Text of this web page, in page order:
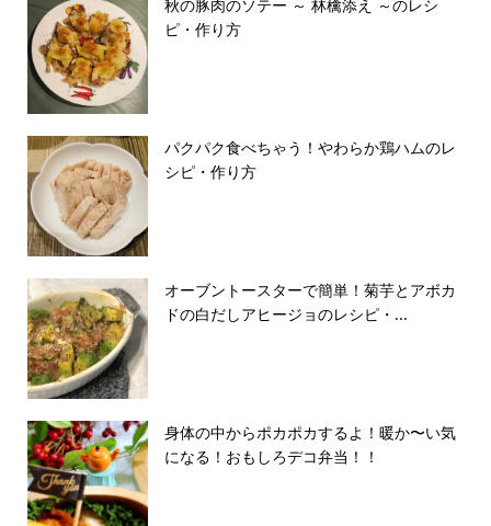
秋の豚肉のソテー ～ 林檎添え ～のレシ
ピ・作り方
パクパク食べちゃう！やわらか鶏ハムのレ
シピ・作り方
オーブントースターで簡単！菊芋とアボカ
ドの白だしアヒージョのレシピ・...
身体の中からポカポカするよ！暖か〜い気
になる！おもしろデコ弁当！！